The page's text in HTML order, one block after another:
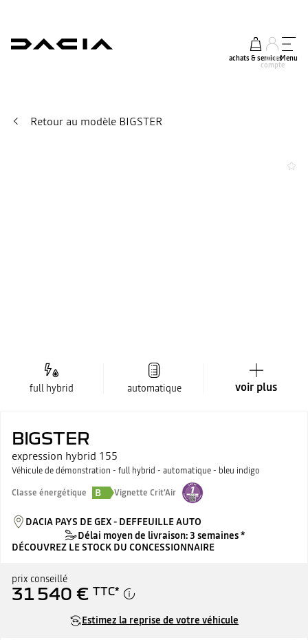
achats & services
mon
compte
Menu
Retour au modèle BIGSTER
full hybrid automatique voir plus
BIGSTER
expression hybrid 155
Véhicule de démonstration - full hybrid - automatique - bleu indigo
Classe énergétique
B Vignette Crit'Air
DACIA PAYS DE GEX - DEFFEUILLE AUTO
Délai moyen de livraison: 3 semaines *
DÉCOUVREZ LE STOCK DU CONCESSIONNAIRE
prix conseillé
31 540 € TTC*
Estimez la reprise de votre véhicule